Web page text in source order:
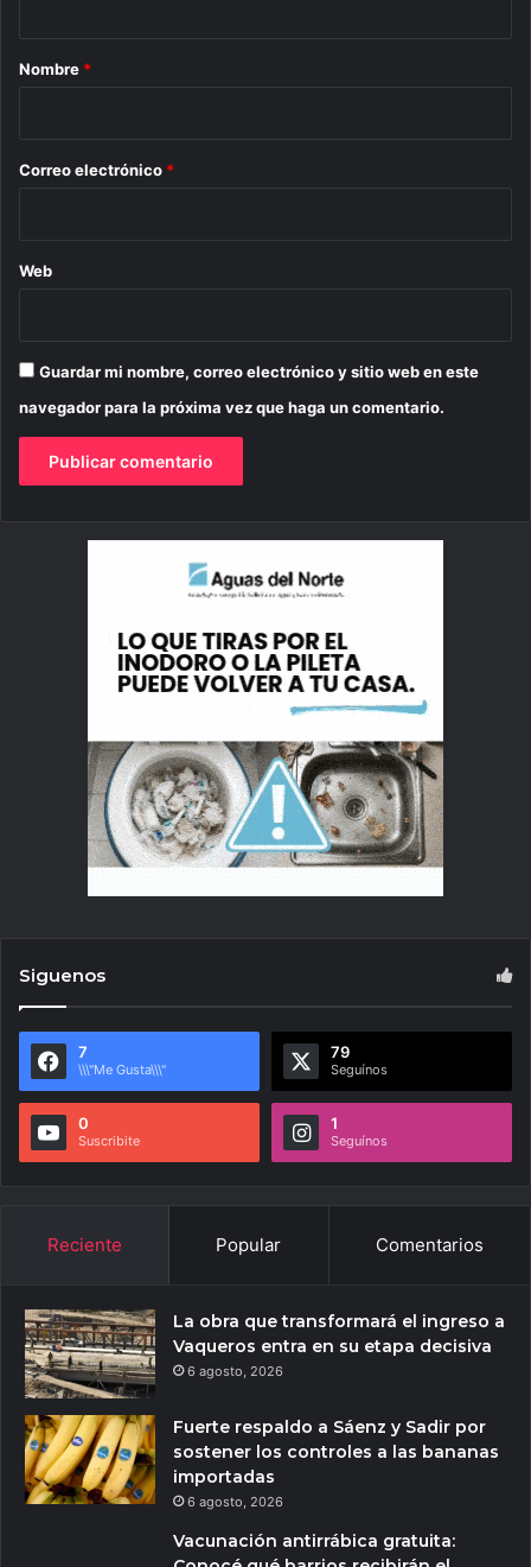
r
*
Nombre *
Correo electrónico *
Web
Guardar mi nombre, correo electrónico y sitio web en este
navegador para la próxima vez que haga un comentario.
Siguenos
7
\\\"Me Gusta\\\"
79
Seguínos
0
Suscribite
1
Seguínos
Reciente Popular Comentarios
La obra que transformará el ingreso a
Vaqueros entra en su etapa decisiva
6 agosto, 2026
Fuerte respaldo a Sáenz y Sadir por
sostener los controles a las bananas
importadas
6 agosto, 2026
Vacunación antirrábica gratuita: